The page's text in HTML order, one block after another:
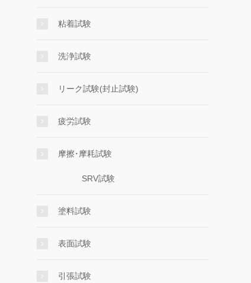
粘着試験
洗浄試験
リーク試験(封止試験)
疲労試験
摩擦･摩耗試験
SRV試験
塗料試験
表面試験
引張試験